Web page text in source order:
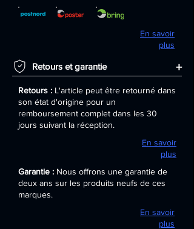
En savoir
plus
Retours et garantie +
Retours : L'article peut être retourné dans
son état d'origine pour un
remboursement complet dans les 30
jours suivant la réception.
En savoir
plus
Garantie : Nous offrons une garantie de
deux ans sur les produits neufs de ces
marques.
En savoir
plus